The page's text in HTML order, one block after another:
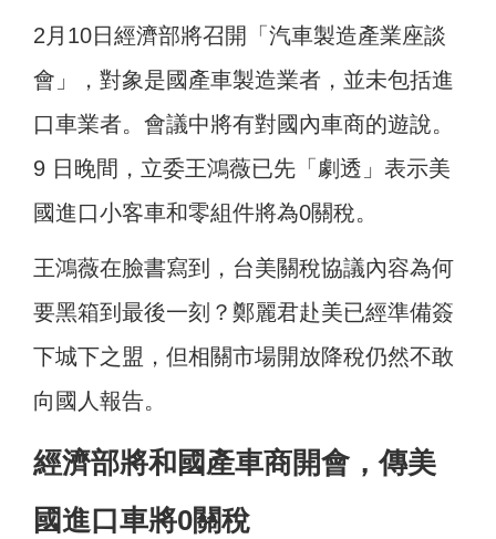
2月10日經濟部將召開「汽車製造產業座談
會」，對象是國產車製造業者，並未包括進
口車業者。會議中將有對國內車商的遊說。
9 日晚間，立委王鴻薇已先「劇透」表示美
國進口小客車和零組件將為0關稅。
王鴻薇在臉書寫到，台美關稅協議內容為何
要黑箱到最後一刻？鄭麗君赴美已經準備簽
下城下之盟，但相關市場開放降稅仍然不敢
向國人報告。
經濟部將和國產車商開會，傳美
國進口車將0關稅